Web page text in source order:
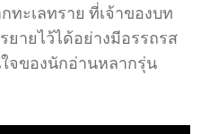
ทะเลทราย ที่เจ้าของบท
ยายไว้ได้อย่างมีอรรถรส
จของนักอ่านหลากรุ่น